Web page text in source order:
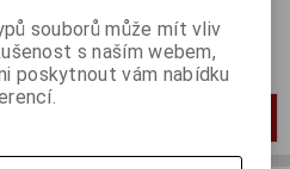
souborů může mít vliv
s naším webem,
poskytnout vám nabídku